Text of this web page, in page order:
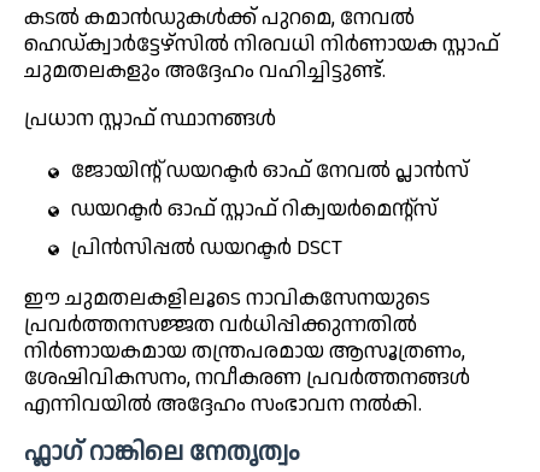
കടൽ കമാൻഡുകൾക്ക് പുറമെ, നേവൽ
ഹെഡ്ക്വാർട്ടേഴ്സിൽ നിരവധി നിർണായക സ്റ്റാഫ്
ചുമതലകളും അദ്ദേഹം വഹിച്ചിട്ടുണ്ട്.
പ്രധാന സ്റ്റാഫ് സ്ഥാനങ്ങൾ
ജോയിന്റ് ഡയറക്ടർ ഓഫ് നേവൽ പ്ലാൻസ്
ഡയറക്ടർ ഓഫ് സ്റ്റാഫ് റിക്വയർമെന്റ്സ്
പ്രിൻസിപ്പൽ ഡയറക്ടർ DSCT
ഈ ചുമതലകളിലൂടെ നാവികസേനയുടെ
പ്രവർത്തനസജ്ജത വർധിപ്പിക്കുന്നതിൽ
നിർണായകമായ തന്ത്രപരമായ ആസൂത്രണം,
ശേഷിവികസനം, നവീകരണ പ്രവർത്തനങ്ങൾ
എന്നിവയിൽ അദ്ദേഹം സംഭാവന നൽകി.
ഫ്ലാഗ് റാങ്കിലെ നേതൃത്വം